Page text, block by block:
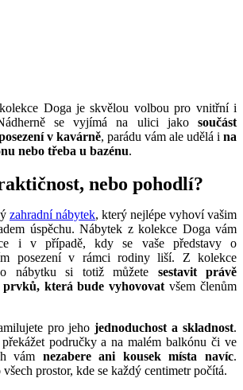
Doga je skvělou volbou pro vnitřní i
se vyjímá na ulici jako součást
v kavárně, parádu vám ale udělá i na
nebo třeba u bazénu.
nebo pohodlí?
zahradní nábytek, který nejlépe vyhoví vašim
úspěchu. Nábytek z kolekce Doga vám
i v případě, kdy se vaše představy o
posezení v rámci rodiny liší. Z kolekce
nábytku si totiž můžete sestavit právě
která bude vyhovovatvšem členům
pro jehojednoduchost a skladnost.
područky a na malém balkónu či ve
vám nezabere ani kousek místa navíc.
prostor, kde se každý centimetr počítá.